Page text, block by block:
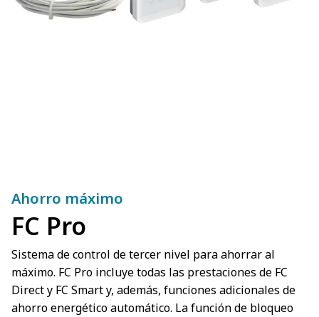
FC Pro
Ahorro máximo
Sistema de control de tercer nivel para ahorrar al
máximo. FC Pro incluye todas las prestaciones de FC
Direct y FC Smart y, además, funciones adicionales de
ahorro energético automático. La función de bloqueo